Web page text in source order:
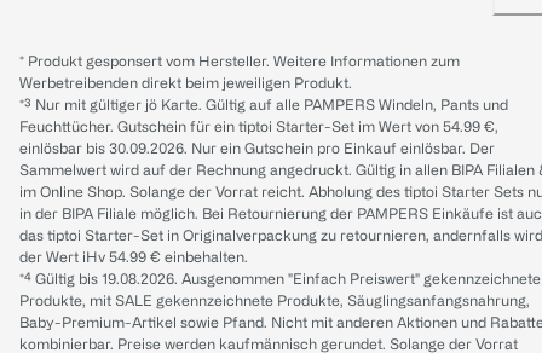
* Produkt gesponsert vom Hersteller. Weitere Informationen zum
Werbetreibenden direkt beim jeweiligen Produkt.
*³ Nur mit gültiger jö Karte. Gültig auf alle PAMPERS Windeln, Pants und
Feuchttücher. Gutschein für ein tiptoi Starter-Set im Wert von 54.99 €,
einlösbar bis 30.09.2026. Nur ein Gutschein pro Einkauf einlösbar. Der
Sammelwert wird auf der Rechnung angedruckt. Gültig in allen BIPA Filialen
im Online Shop. Solange der Vorrat reicht. Abholung des tiptoi Starter Sets
in der BIPA Filiale möglich. Bei Retournierung der PAMPERS Einkäufe ist
das tiptoi Starter-Set in Originalverpackung zu retournieren, andernfalls wird
der Wert iHv 54.99 € einbehalten.
*⁴ Gültig bis 19.08.2026. Ausgenommen "Einfach Preiswert" gekennzeichnete
Produkte, mit SALE gekennzeichnete Produkte, Säuglingsanfangsnahrung,
Baby-Premium-Artikel sowie Pfand. Nicht mit anderen Aktionen und
kombinierbar. Preise werden kaufmännisch gerundet. Solange der Vorrat